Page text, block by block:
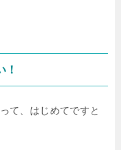
て、はじめてですと